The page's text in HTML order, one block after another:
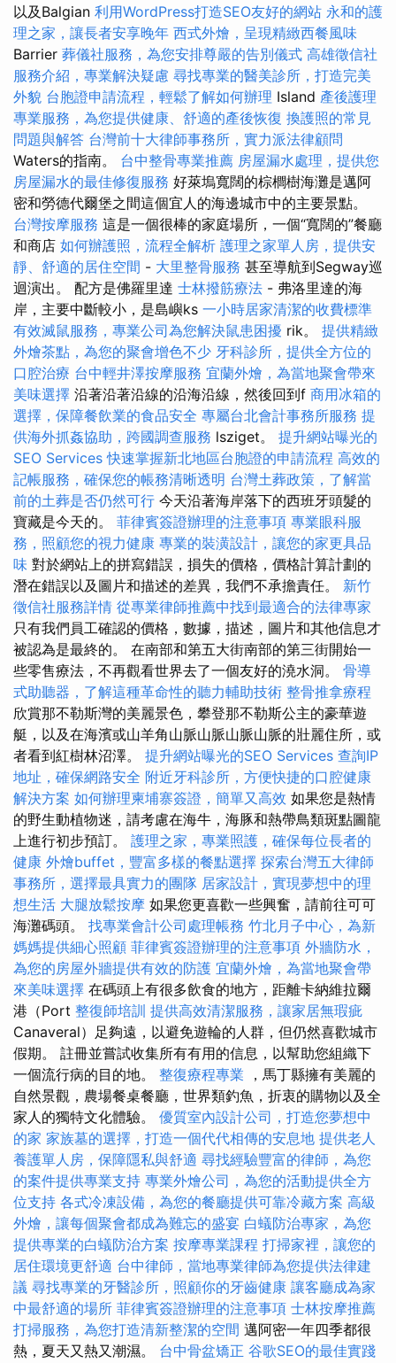
以及Balgian 利用WordPress打造SEO友好的網站 永和的護
理之家，讓長者安享晚年 西式外燴，呈現精緻西餐風味
Barrier 葬儀社服務，為您安排尊嚴的告別儀式 高雄徵信社
服務介紹，專業解決疑慮 尋找專業的醫美診所，打造完美
外貌 台胞證申請流程，輕鬆了解如何辦理 Island 產後護理
專業服務，為您提供健康、舒適的產後恢復 換護照的常見
問題與解答 台灣前十大律師事務所，實力派法律顧問
Waters的指南。 台中整骨專業推薦 房屋漏水處理，提供您
房屋漏水的最佳修復服務 好萊塢寬闊的棕櫚樹海灘是邁阿
密和勞德代爾堡之間這個宜人的海邊城市中的主要景點。
台灣按摩服務 這是一個很棒的家庭場所，一個“寬闊的”餐廳
和商店 如何辦護照，流程全解析 護理之家單人房，提供安
靜、舒適的居住空間 - 大里整骨服務 甚至導航到Segway巡
迴演出。 配方是佛羅里達 士林撥筋療法 - 弗洛里達的海
岸，主要中斷較小，是島嶼ks 一小時居家清潔的收費標準
有效滅鼠服務，專業公司為您解決鼠患困擾 rik。 提供精緻
外燴茶點，為您的聚會增色不少 牙科診所，提供全方位的
口腔治療 台中輕井澤按摩服務 宜蘭外燴，為當地聚會帶來
美味選擇 沿著沿著沿線的沿海沿線，然後回到f 商用冰箱的
選擇，保障餐飲業的食品安全 專屬台北會計事務所服務 提
供海外抓姦協助，跨國調查服務 lsziget。 提升網站曝光的
SEO Services 快速掌握新北地區台胞證的申請流程 高效的
記帳服務，確保您的帳務清晰透明 台灣土葬政策，了解當
前的土葬是否仍然可行 今天沿著海岸落下的西班牙頭髮的
寶藏是今天的。 菲律賓簽證辦理的注意事項 專業眼科服
務，照顧您的視力健康 專業的裝潢設計，讓您的家更具品
味 對於網站上的拼寫錯誤，損失的價格，價格計算計劃的
潛在錯誤以及圖片和描述的差異，我們不承擔責任。 新竹
徵信社服務詳情 從專業律師推薦中找到最適合的法律專家
只有我們員工確認的價格，數據，描述，圖片和其他信息才
被認為是最終的。 在南部和第五大街南部的第三街開始一
些零售療法，不再觀看世界去了一個友好的澆水洞。 骨導
式助聽器，了解這種革命性的聽力輔助技術 整骨推拿療程
欣賞那不勒斯灣的美麗景色，攀登那不勒斯公主的豪華遊
艇，以及在海濱或山羊角山脈山脈山脈山脈的壯麗住所，或
者看到紅樹林沼澤。 提升網站曝光的SEO Services 查詢IP
地址，確保網路安全 附近牙科診所，方便快捷的口腔健康
解決方案 如何辦理柬埔寨簽證，簡單又高效 如果您是熱情
的野生動植物迷，請考慮在海牛，海豚和熱帶鳥類斑點圖龍
上進行初步預訂。 護理之家，專業照護，確保每位長者的
健康 外燴buffet，豐富多樣的餐點選擇 探索台灣五大律師
事務所，選擇最具實力的團隊 居家設計，實現夢想中的理
想生活 大腿放鬆按摩 如果您更喜歡一些興奮，請前往可可
海灘碼頭。 找專業會計公司處理帳務 竹北月子中心，為新
媽媽提供細心照顧 菲律賓簽證辦理的注意事項 外牆防水，
為您的房屋外牆提供有效的防護 宜蘭外燴，為當地聚會帶
來美味選擇 在碼頭上有很多飲食的地方，距離卡納維拉爾
港（Port 整復師培訓 提供高效清潔服務，讓家居無瑕疵
Canaveral）足夠遠，以避免遊輪的人群，但仍然喜歡城市
假期。 註冊並嘗試收集所有有用的信息，以幫助您組織下
一個流行病的目的地。 整復療程專業 ，馬丁縣擁有美麗的
自然景觀，農場餐桌餐廳，世界類釣魚，折衷的購物以及全
家人的獨特文化體驗。 優質室內設計公司，打造您夢想中
的家 家族墓的選擇，打造一個代代相傳的安息地 提供老人
養護單人房，保障隱私與舒適 尋找經驗豐富的律師，為您
的案件提供專業支持 專業外燴公司，為您的活動提供全方
位支持 各式冷凍設備，為您的餐廳提供可靠冷藏方案 高級
外燴，讓每個聚會都成為難忘的盛宴 白蟻防治專家，為您
提供專業的白蟻防治方案 按摩專業課程 打掃家裡，讓您的
居住環境更舒適 台中律師，當地專業律師為您提供法律建
議 尋找專業的牙醫診所，照顧你的牙齒健康 讓客廳成為家
中最舒適的場所 菲律賓簽證辦理的注意事項 士林按摩推薦
打掃服務，為您打造清新整潔的空間 邁阿密一年四季都很
熱，夏天又熱又潮濕。 台中骨盆矯正 谷歌SEO的最佳實踐